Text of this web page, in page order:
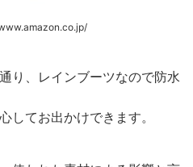
り、レインブーツなので防水
してお出かけできます。